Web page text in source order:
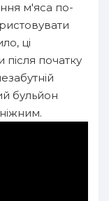
м'яса по-
ці
початку
бульйон